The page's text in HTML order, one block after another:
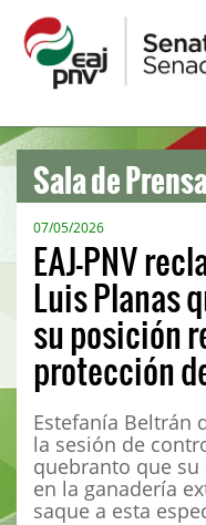
Sala de
07/05/2026
EAJ-PNV
Luis Planas
su posición
protección
Estefanía Beltrán
la sesión de
quebranto que su
en la ganadería
saque a esta